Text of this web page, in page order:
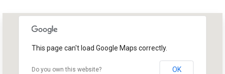
This page can't load Google Maps correctly.
Do you own this website? OK